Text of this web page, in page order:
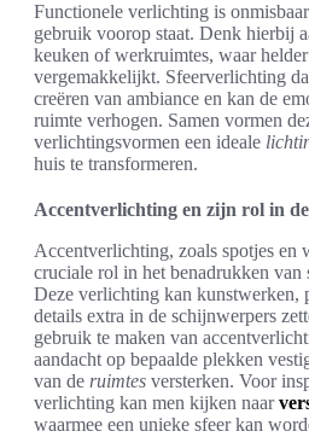
Functionele verlichting is
gebruik voorop staat. Denk hierbij
keuken of werkruimtes, waar
vergemakkelijkt. Sfeerverlichting
creëren van ambiance en kan de
ruimte verhogen. Samen vormen
verlichtingsvormen een ideale
huis te transformeren.
Accentverlichting en zijn rol in
Accentverlichting, zoals spotjes en
cruciale rol in het benadrukken van
Deze verlichting kan kunstwerken,
details extra in de schijnwerpers
gebruik te maken van
aandacht op bepaalde plekken
van de ruimtes versterken. Voor
verlichting kan men kijken naar
waarmee een unieke sfeer kan